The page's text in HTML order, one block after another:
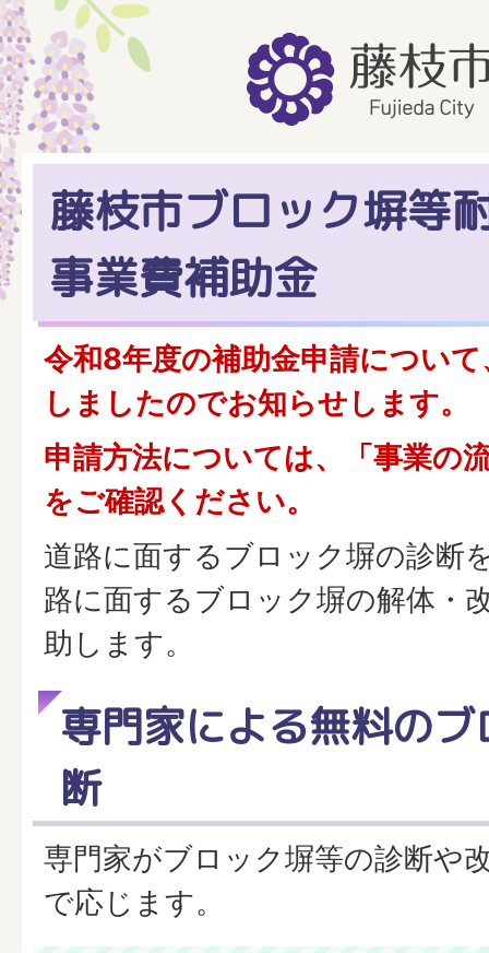
藤枝市ブロック塀等
事業費補助金
令和8年度の補助金申請につい
しましたのでお知らせします。
申請方法については、「事業の
をご確認ください。
道路に面するブロック塀の診断
路に面するブロック塀の解体・
助します。
専門家による無料の
断
専門家がブロック塀等の診断や
で応じます。